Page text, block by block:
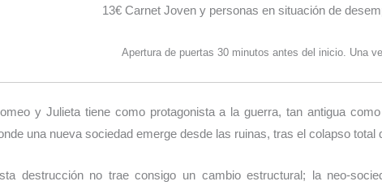
13€ Carnet Joven y personas en situación de
Apertura de puertas 30 minutos antes del inicio. Una
y Julieta tiene como protagonista a la guerra, tan antigua
una nueva sociedad emerge desde las ruinas, tras el colapso total
destrucción no trae consigo un cambio estructural; la neo-